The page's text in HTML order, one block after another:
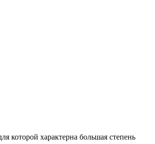
которой характерна большая степень